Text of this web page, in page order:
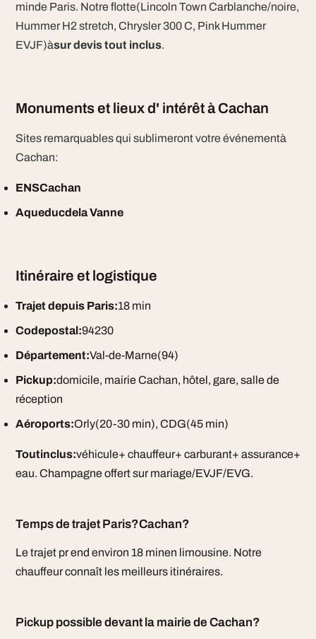
minde Paris. Notre flotte(Lincoln Town Carblanche/noire,
Hummer H2 stretch, Chrysler 300 C, Pink Hummer
EVJF)àsur devis tout inclus.
Monuments et lieux d' intérêt à Cachan
Sites remarquables qui sublimeront votre événementà
Cachan:
ENSCachan
Aqueducdela Vanne
Itinéraire et logistique
Trajet depuis Paris:18 min
Codepostal:94230
Département:Val-de-Marne(94)
Pickup:domicile, mairie Cachan, hôtel, gare, salle de
réception
Aéroports:Orly(20-30 min), CDG(45 min)
Toutinclus:véhicule+ chauffeur+ carburant+ assurance+
eau. Champagne offert sur mariage/EVJF/EVG.
Temps de trajet Paris?Cachan?
Le trajet pr end environ 18 minen limousine. Notre
chauffeur connaît les meilleurs itinéraires.
Pickup possible devant la mairie de Cachan?